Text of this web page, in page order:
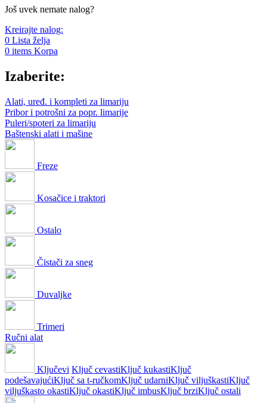
Još uvek nemate nalog?
Kreirajte nalog:
0 Lista želja
0 items Korpa
Izaberite:
Alati, uređ. i kompleti za limariju
Pribor i potrošni za popr. limarije
Puleri/spoteri za limariju
Baštenski alati i mašine
Freze
Kosačice i traktori
Ostalo
Čistači za sneg
Duvaljke
Trimeri
Ručni alat
Ključevi Ključ cevastiKljuč kukastiKljuč
podešavajućiKljuč sa t-ručkomKljuč udarniKljuč viljuškastiKljuč
viljuškasto okastiKljuč okastiKljuč imbusKljuč brziKljuč ostali